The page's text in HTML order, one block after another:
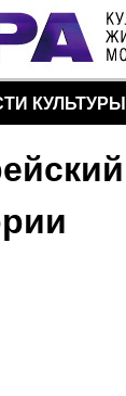
КУЛЬТУРЫ